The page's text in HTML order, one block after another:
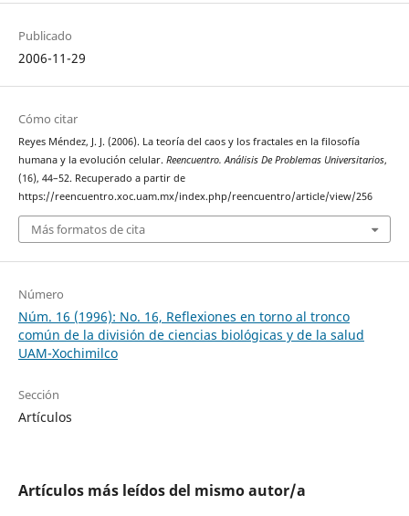
Publicado
2006-11-29
Cómo citar
Reyes Méndez, J. J. (2006). La teoría del caos y los fractales en la filosofía
humana y la evolución celular. Reencuentro. Análisis De Problemas Universitarios,
(16), 44–52. Recuperado a partir de
https://reencuentro.xoc.uam.mx/index.php/reencuentro/article/view/256
Más formatos de cita
Número
Núm. 16 (1996): No. 16, Reflexiones en torno al tronco
común de la división de ciencias biológicas y de la salud
UAM-Xochimilco
Sección
Artículos
Artículos más leídos del mismo autor/a